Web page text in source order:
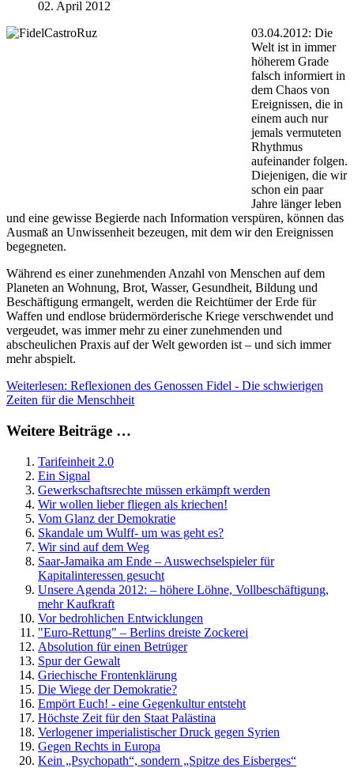
02. April 2012
03.04.2012: Die
Welt ist in immer
höherem Grade
falsch informiert in
dem Chaos von
Ereignissen, die in
einem auch nur
jemals vermuteten
Rhythmus
aufeinander folgen.
Diejenigen, die wir
schon ein paar
Jahre länger leben
und eine gewisse Begierde nach Information verspüren, können das
Ausmaß an Unwissenheit bezeugen, mit dem wir den Ereignissen
begegneten.
Während es einer zunehmenden Anzahl von Menschen auf dem
Planeten an Wohnung, Brot, Wasser, Gesundheit, Bildung und
Beschäftigung ermangelt, werden die Reichtümer der Erde für
Waffen und endlose brüdermörderische Kriege verschwendet und
vergeudet, was immer mehr zu einer zunehmenden und
abscheulichen Praxis auf der Welt geworden ist – und sich immer
mehr abspielt.
Weiterlesen: Reflexionen des Genossen Fidel - Die schwierigen
Zeiten für die Menschheit
Weitere Beiträge …
Tarifeinheit 2.0
Ein Signal
Gewerkschaftsrechte müssen erkämpft werden
Wir wollen lieber fliegen als kriechen!
Vom Glanz der Demokratie
Skandale um Wulff- um was geht es?
Wir sind auf dem Weg
Saar-Jamaika am Ende – Auswechselspieler für
Kapitalinteressen gesucht
Unsere Agenda 2012: – höhere Löhne, Vollbeschäftigung,
mehr Kaufkraft
Vor bedrohlichen Entwicklungen
"Euro-Rettung" – Berlins dreiste Zockerei
Absolution für einen Betrüger
Spur der Gewalt
Griechische Frontenklärung
Die Wiege der Demokratie?
Empört Euch! - eine Gegenkultur entsteht
Höchste Zeit für den Staat Palästina
Verlogener imperialistischer Druck gegen Syrien
Gegen Rechts in Europa
Kein „Psychopath“, sondern „Spitze des Eisberges“